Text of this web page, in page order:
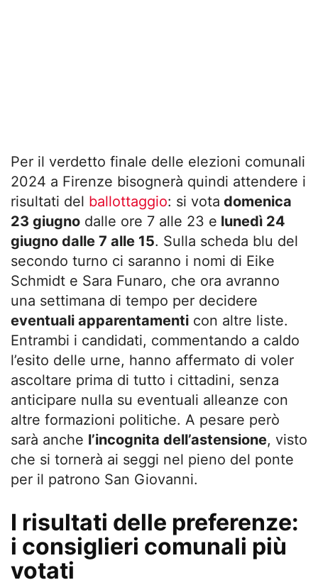
Per il verdetto finale delle elezioni comunali
2024 a Firenze bisognerà quindi attendere i
risultati del ballottaggio: si vota domenica
23 giugno dalle ore 7 alle 23 e lunedì 24
giugno dalle 7 alle 15. Sulla scheda blu del
secondo turno ci saranno i nomi di Eike
Schmidt e Sara Funaro, che ora avranno
una settimana di tempo per decidere
eventuali apparentamenti con altre liste.
Entrambi i candidati, commentando a caldo
l’esito delle urne, hanno affermato di voler
ascoltare prima di tutto i cittadini, senza
anticipare nulla su eventuali alleanze con
altre formazioni politiche. A pesare però
sarà anche l’incognita dell’astensione, visto
che si tornerà ai seggi nel pieno del ponte
per il patrono San Giovanni.
I risultati delle preferenze:
i consiglieri comunali più
votati